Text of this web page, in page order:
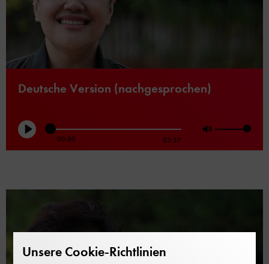
Deutsche Version (nachgesprochen)
Play 00:00 03:37
Unsere Cookie-Richtlinien